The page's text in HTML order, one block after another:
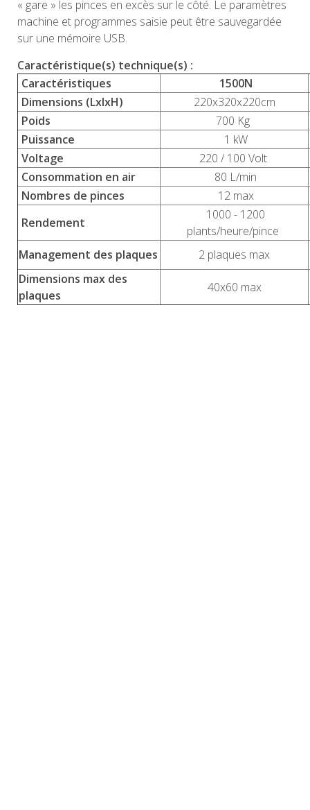
« gare » les pinces en excès sur le côté. Le paramètres
machine et programmes saisie peut être sauvegardée
sur une mémoire USB.
Caractéristique(s) technique(s) :
Caractéristiques
1500N
Dimensions (LxlxH)
220x320x220cm
Poids
700 Kg
Puissance
1 kW
Voltage
220 / 100 Volt
Consommation en air
80 L/min
Nombres de pinces
12 max
Rendement
1000 - 1200
plants/heure/pince
Management des plaques
2 plaques max
Dimensions max des
plaques
40x60 max